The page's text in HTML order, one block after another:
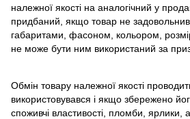
належної якості на аналогічний у
придбаний, якщо товар не
габаритами, фасоном, кольором,
не може бути ним використаний за
Обмін товару належної якості
використовувався і якщо збережено
споживчі властивості, пломби, ярлики,